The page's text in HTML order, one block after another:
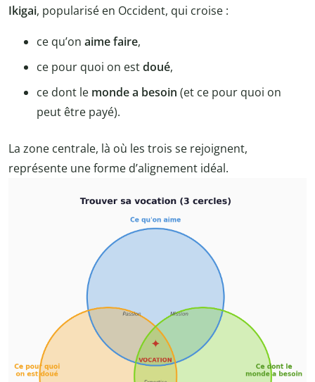
Ikigai, popularisé en Occident, qui croise :
ce qu’on aime faire,
ce pour quoi on estdoué,
ce dont le monde a besoin (et ce pour quoi on
peut être payé).
La zone centrale, là où les trois se rejoignent,
représente une forme d’alignement idéal.